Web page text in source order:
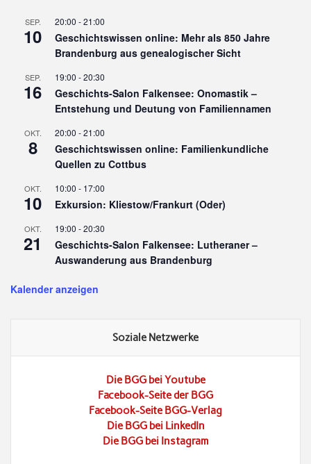
SEP.
10
20:00 -21:00
Geschichtswissen online: Mehr als 850 Jahre
Brandenburg aus genealogischer Sicht
SEP.
16
19:00 -20:30
Geschichts-Salon Falkensee: Onomastik –
Entstehung und Deutung von Familiennamen
OKT.
8
20:00 -21:00
Geschichtswissen online: Familienkundliche
Quellen zu Cottbus
OKT.
10
10:00 - 17:00
Exkursion: Kliestow/Frankurt (Oder)
OKT.
21
19:00 -20:30
Geschichts-Salon Falkensee: Lutheraner –
Auswanderung aus Brandenburg
Kalender anzeigen
Soziale Netzwerke
Die BGG bei Youtube
Facebook-Seite der BGG
Facebook-Seite BGG-Verlag
Die BGG bei LinkedIn
Die BGG bei Instagram